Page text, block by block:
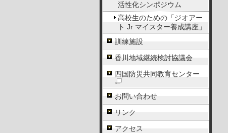
活性化シンポジウム
高校生のための「ジオアー
ト Jr マイスター養成講座」
訓練施設
香川地域継続検討協議会
四国防災共同教育センター
お問い合わせ
リンク
アクセス